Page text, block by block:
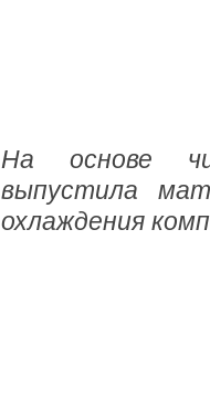
На основе
выпустила
охлаждения